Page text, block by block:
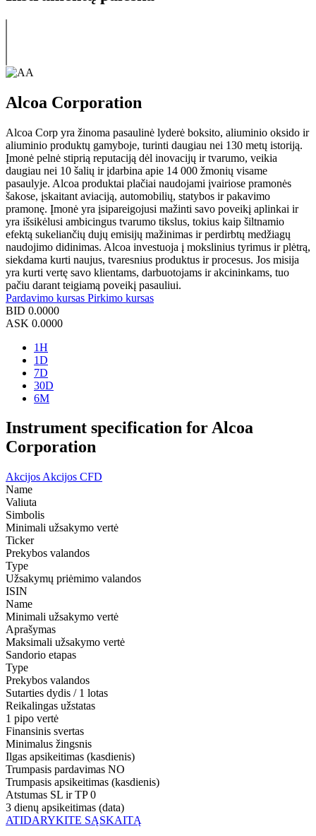
Alcoa Corporation
Alcoa Corp yra žinoma pasaulinė lyderė boksito, aliuminio oksido ir
aliuminio produktų gamyboje, turinti daugiau nei 130 metų istoriją.
Įmonė pelnė stiprią reputaciją dėl inovacijų ir tvarumo, veikia
daugiau nei 10 šalių ir įdarbina apie 14 000 žmonių visame
pasaulyje. Alcoa produktai plačiai naudojami įvairiose pramonės
šakose, įskaitant aviaciją, automobilių, statybos ir pakavimo
pramonę. Įmonė yra įsipareigojusi mažinti savo poveikį aplinkai ir
yra išsikėlusi ambicingus tvarumo tikslus, tokius kaip šiltnamio
efektą sukeliančių dujų emisijų mažinimas ir perdirbtų medžiagų
naudojimo didinimas. Alcoa investuoja į mokslinius tyrimus ir plėtrą,
siekdama kurti naujus, tvaresnius produktus ir procesus. Jos misija
yra kurti vertę savo klientams, darbuotojams ir akcininkams, tuo
pačiu darant teigiamą poveikį pasauliui.
Pardavimo kursas Pirkimo kursas
BID 0.0000
ASK 0.0000
1H
1D
7D
30D
6M
Instrument specification for Alcoa
Corporation
Akcijos Akcijos CFD
Name
Valiuta
Simbolis
Minimali užsakymo vertė
Ticker
Prekybos valandos
Type
Užsakymų priėmimo valandos
ISIN
Name
Minimali užsakymo vertė
Aprašymas
Maksimali užsakymo vertė
Sandorio etapas
Type
Prekybos valandos
Sutarties dydis / 1 lotas
Reikalingas užstatas
1 pipo vertė
Finansinis svertas
Minimalus žingsnis
Ilgas apsikeitimas (kasdienis)
Trumpasis pardavimas NO
Trumpasis apsikeitimas (kasdienis)
Atstumas SL ir TP 0
3 dienų apsikeitimas (data)
ATIDARYKITE SĄSKAITĄ